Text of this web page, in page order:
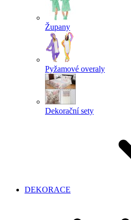
Župany
Pyžamové overaly
Dekorační sety
DEKORACE